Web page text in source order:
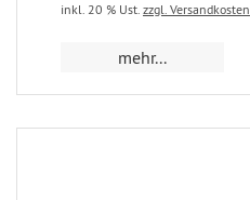
inkl. 20 % Ust. zzgl. Versandkosten
mehr...